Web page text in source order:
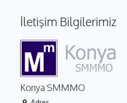
İletişim Bilgilerimiz
Konya SMMMO